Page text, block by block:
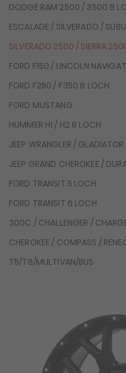
DODGE RAM 2500 / 3500 8
ESCALADE / SILVERADO /
SILVERADO 2500 / SIERRA
FORD F150 / LINCOLN
FORD F250 / F350 8 LOCH
FORD MUSTANG
HUMMER H1 / H2 8 LOCH
JEEP WRANGLER / GLADIATOR
JEEP GRAND CHEROKEE /
FORD TRANSIT 5 LOCH
FORD TRANSIT 6 LOCH
300C / CHALLENGER /
CHEROKEE / COMPASS /
T5/T6/MULTIVAN/BUS